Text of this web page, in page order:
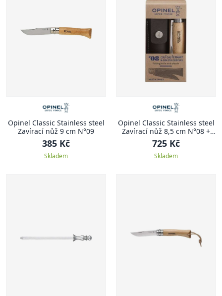
Opinel Classic Stainless steel
Zavírací nůž 9 cm N°09
385 Kč
Skladem
Opinel Classic Stainless steel
Zavírací nůž 8,5 cm N°08 +
pouzdro CLASSIC STAINLESS
STEEL
725 Kč
Skladem